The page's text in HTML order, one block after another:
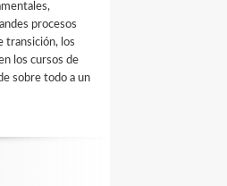
procesos
transición, los
los cursos de
sobre todo a un